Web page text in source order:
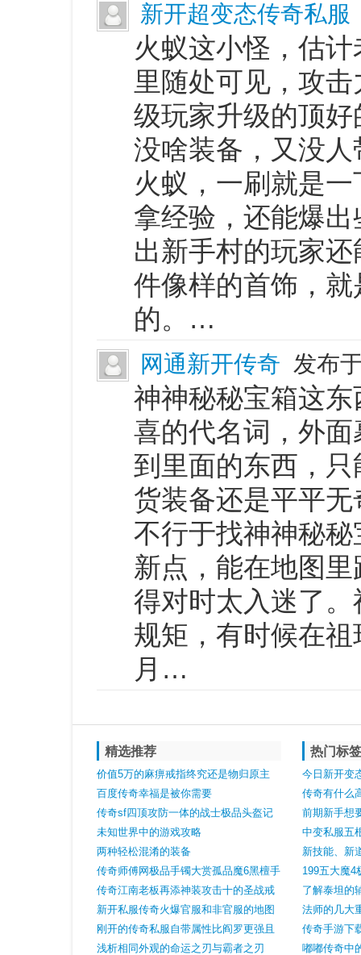
新开超变态传奇私服
火蚁这小怪，估
里随处可见，攻
级玩家升级的顶
没啥装备，又没
火蚁，一刷就是
拿经验，还能爆
出新手村的玩家
件像样的首饰，
的。…
网通新开传奇 发布
神神秘秘宝箱这
喜的代名词，外
到里面的东西，
货装备还是平平
不行于找神神秘
新点，能在地图
得对时太入迷了
规矩，有时候在
月…
精选推荐
价值5万的麻痹戒指终究还是物归原主
百度传奇幸福是被你需要
传奇sf四顶攻防一体的战士极品头盔记
忆头罕见神秘头惊艳
未知世界中的游戏攻略
两种轻松混淆的装备
传奇师傅网极品手镯大赏孤品魔6黑檀手
镯现身攻6金镯惹眼
传奇江南老板再添神装攻击十的圣战戒
指即将拿下
新开私服传奇火爆官服和非官服的地图
宫殿长廊
刚开的传奇私服自带属性比阎罗更强且
更轻的装备的确存在很少人记得
浅析相同外观的命运之刃与霸者之刃
热门标
今日新开变
虾米那么火
传奇有什么
前期新手想
中变私服五
第五根存在
新技能、新
法霸主
199五大魔4
法神手镯
了解泰坦的
法师的几大
传奇手游下
用还有一把
嘟嘟传奇中